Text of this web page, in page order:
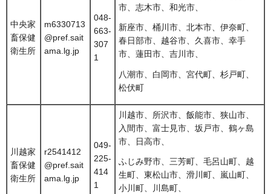
中央家
畜保健
衛生所
m6330713
@pref.sait
ama.lg.jp
048-
663-
307
1
市、志木市、和光市、
新座市、桶川市、北本市、伊奈町、
春日部市、越谷市、久喜市、幸手
市、蓮田市、吉川市、
八潮市、白岡市、宮代町、杉戸町、
松伏町
川越家
畜保健
衛生所
r2541412
@pref.sait
ama.lg.jp
049-
225-
414
1
川越市、所沢市、飯能市、狭山市、
入間市、富士見市、坂戸市、鶴ヶ島
市、日高市、
ふじみ野市、三芳町、毛呂山町、越
生町、東松山市、滑川町、嵐山町、
小川町、川島町、